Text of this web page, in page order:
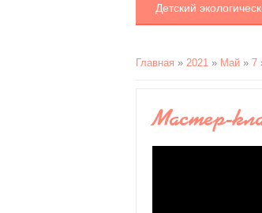
Детский
Главная » 2021 » Май » 7
Мастер-